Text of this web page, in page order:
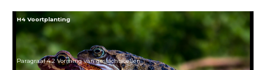
H4 Voortplanting
Paragraaf 4.2 Vorming van geslachtscellen